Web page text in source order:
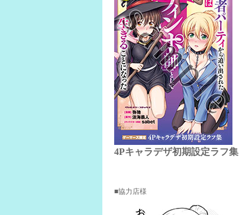
4Pキャラデザ初期設定ラフ集
協力店様